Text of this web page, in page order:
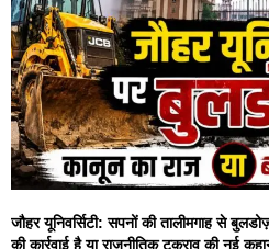
जौहर यूनिवर्सिटी: सपनों की तालीमगाह से
की कार्रवाई है या राजनीतिक टकराव की नई